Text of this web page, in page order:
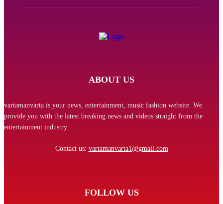
ABOUT US
vartamanvarta is your news, entertainment, music fashion website. We
provide you with the latest breaking news and videos straight from the
entertainment industry.
Contact us: vartamanvarta1@gmail.com
FOLLOW US